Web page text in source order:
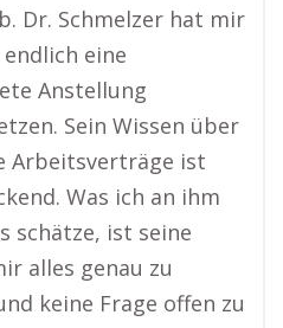
Dr. Schmelzer hat mir
eine
Anstellung
Sein Wissen über
Arbeitsverträge ist
Was ich an ihm
schätze, ist seine
alles genau zu
keine Frage offen zu